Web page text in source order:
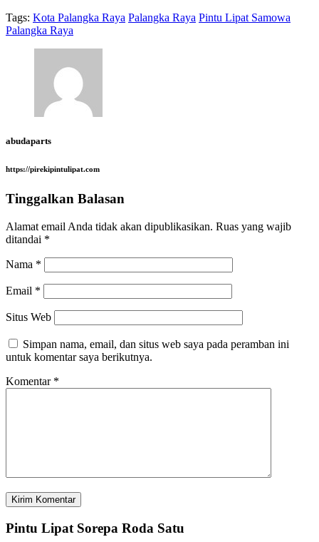
Tags: Kota Palangka Raya Palangka Raya Pintu Lipat Samowa
Palangka Raya
abudaparts
https://pirekipintulipat.com
Tinggalkan Balasan
Alamat email Anda tidak akan dipublikasikan. Ruas yang wajib
ditandai *
Nama *
Email *
Situs Web
Simpan nama, email, dan situs web saya pada peramban ini
untuk komentar saya berikutnya.
Komentar *
Pintu Lipat Sorepa Roda Satu